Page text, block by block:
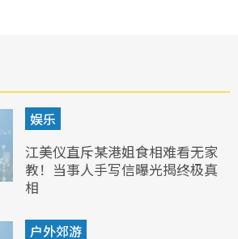
娱乐
江美仪直斥某港姐食相难看无家
教！当事人手写信曝光揭终极真
相
户外郊游